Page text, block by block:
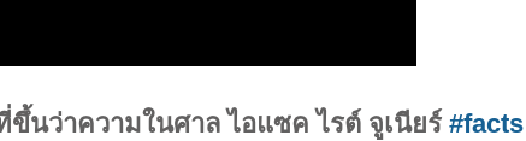
นว่าความในศาล ไอแซค ไรต์ จูเนียร์ #facts